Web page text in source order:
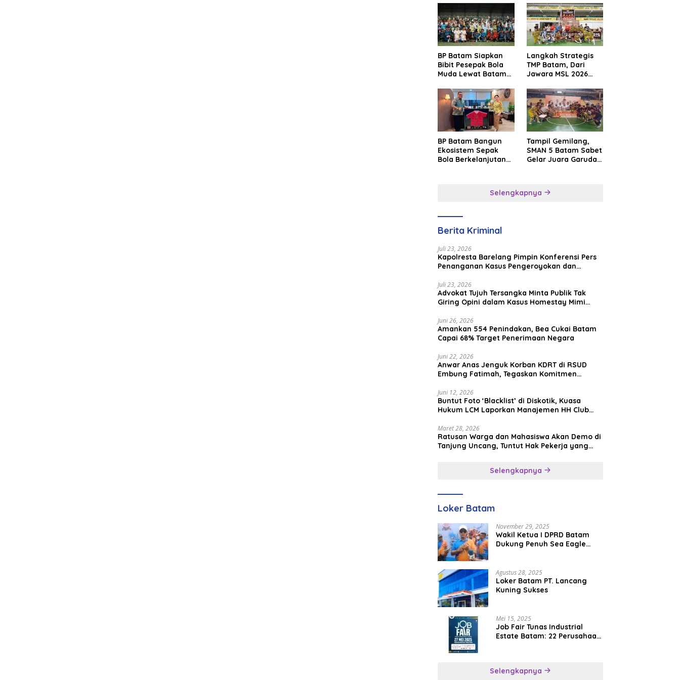
BP Batam Siapkan
Bibit Pesepak Bola
Muda Lewat Batam
Grassroot Football
Festival 2026
Langkah Strategis
TMP Batam, Dari
Jawara MSL 2026
Internasional
BP Batam Bangun
Ekosistem Sepak
Bola Berkelanjutan
Tampil Gemilang,
SMAN 5 Batam Sabet
Gelar Juara Garuda
Selengkapnya
Berita Kriminal
Juli 23, 2026
Kapolresta Barelang Pimpin Konferensi Pers
Penanganan Kasus Pengeroyokan dan
Juli 23, 2026
Advokat Tujuh Tersangka Minta Publik Tak
Giring Opini dalam Kasus Homestay Mimi
Juni 26, 2026
Amankan 554 Penindakan, Bea Cukai Batam
Capai 68% Target Penerimaan Negara
Juni 22, 2026
Anwar Anas Jenguk Korban KDRT di RSUD
Embung Fatimah, Tegaskan Komitmen
Juni 12, 2026
Buntut Foto ‘Blacklist’ di Diskotik, Kuasa
Hukum LCM Laporkan Manajemen HH Club
Maret 28, 2026
Ratusan Warga dan Mahasiswa Akan Demo di
Tanjung Uncang, Tuntut Hak Pekerja yang
Selengkapnya
Loker Batam
November 29, 2025
Wakil Ketua I DPRD Batam
Dukung Penuh Sea Eagle
Agustus 28, 2025
Loker Batam PT. Lancang
Kuning Sukses
Mei 15, 2025
Job Fair Tunas Industrial
Estate Batam: 22 Perusahaan
Selengkapnya